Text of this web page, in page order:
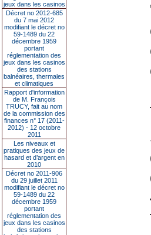
jeux dans les casinos
Décret no 2012-685
du 7 mai 2012
modifiant le décret no
59-1489 du 22
décembre 1959
portant
réglementation des
jeux dans les casinos
des stations
balnéaires, thermales
et climatiques
Rapport d'information
de M. François
TRUCY, fait au nom
de la commission des
finances n° 17 (2011-
2012) - 12 octobre
2011
Les niveaux et
pratiques des jeux de
hasard et d’argent en
2010
Décret no 2011-906
du 29 juillet 2011
modifiant le décret no
59-1489 du 22
décembre 1959
portant
réglementation des
jeux dans les casinos
des stations